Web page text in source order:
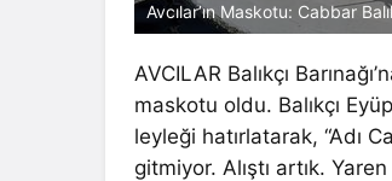
Avcılar’ın Maskotu: Cabbar
AVCILAR Balıkçı
maskotu oldu. Balıkçı
leyleği hatırlatarak, “Adı
gitmiyor. Alıştı artık.